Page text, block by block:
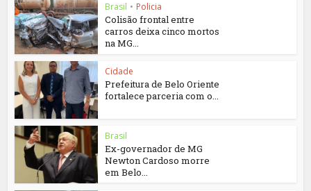
Brasil • Policia
Colisão frontal entre
carros deixa cinco mortos
na MG...
Cidade
Prefeitura de Belo Oriente
fortalece parceria com o...
Brasil
Ex-governador de MG
Newton Cardoso morre
em Belo...